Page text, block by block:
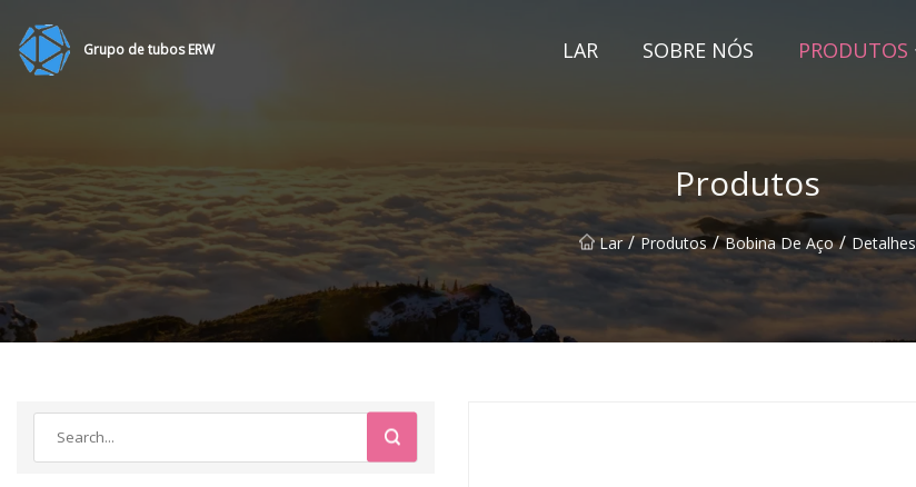
Grupo de tubos ERW LAR SOBRE NÓS PRODUTOS
Produtos
Lar / Produtos / Bobina De Aço / Detalhes